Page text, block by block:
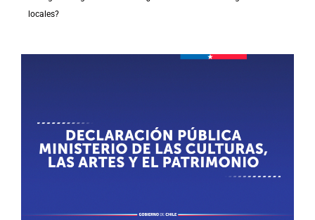
locales?